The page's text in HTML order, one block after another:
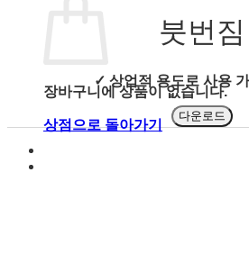
장바구니에 상품이 없습니다.
상점으로 돌아가기
붓번짐
✓ 상업적 용도로 사용
다운로드